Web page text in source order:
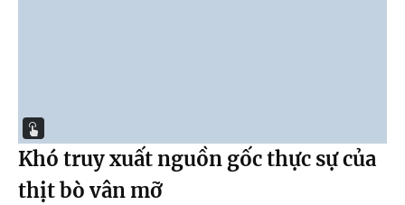
Khó truy xuất nguồn gốc thực sự của
thịt bò vân mỡ